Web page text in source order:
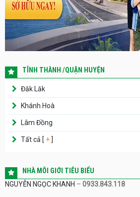
TỈNH THÀNH /QUẬN HUYỆN
Đăk Lăk
Khánh Hoà
Lâm Đồng
Tất cả [ + ]
NHÀ MÔI GIỚI TIÊU BIỂU
NGUYỄN NGỌC KHANH – 0933.843.118